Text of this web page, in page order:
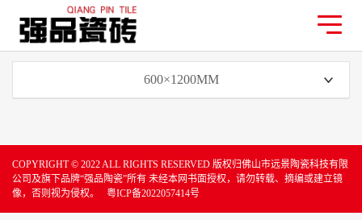
600×1200MM
COPYRIGHT © 2022 ALL RIGHTS RESERVED 版权归佛山市远景陶瓷科技有限
公司及旗下品牌“强品陶瓷”所有 未经本网书面授权，请勿转载、摘编或建立镜
像，否则视为侵权。 粤ICP备2022057414号